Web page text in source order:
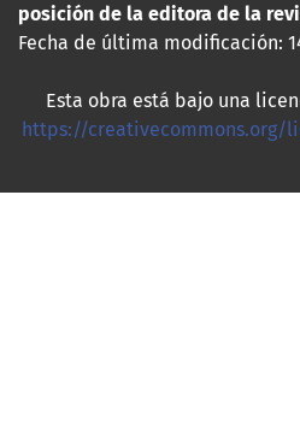
posición de la editora de la
Fecha de última modificación:
Esta obra está bajo una
https://creativecommons.org/